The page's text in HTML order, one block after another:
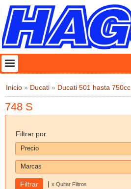
Inicio » Ducati » Ducati 501 hasta 750cc
748 S
Filtrar por
Precio
Marcas
| x Quitar Filtros